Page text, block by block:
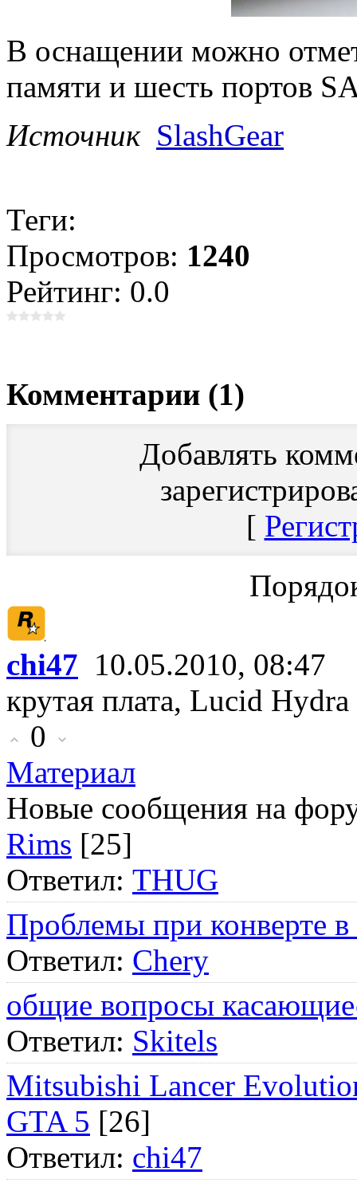
В оснащении можно
памяти и шесть портов
Источник SlashGear
Теги:
Просмотров: 1240
Рейтинг: 0.0
Комментарии (1)
Добавлять
[
chi47 10.05.2010, 08:47
крутая плата, Lucid
0
Материал
Новые сообщения на
Rims [25]
Ответил: THUG
Проблемы при конверте
Ответил: Chery
общие вопросы
Ответил: Skitels
Mitsubishi Lancer
GTA 5 [26]
Ответил: chi47